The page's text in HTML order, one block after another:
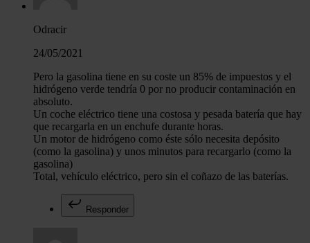
Odracir
24/05/2021
Pero la gasolina tiene en su coste un 85% de impuestos y el
hidrógeno verde tendría 0 por no producir contaminación en
absoluto.
Un coche eléctrico tiene una costosa y pesada batería que hay
que recargarla en un enchufe durante horas.
Un motor de hidrógeno como éste sólo necesita depósito
(como la gasolina) y unos minutos para recargarlo (como la
gasolina)
Total, vehículo eléctrico, pero sin el coñazo de las baterías.
Responder